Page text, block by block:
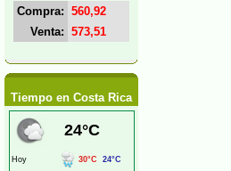
Compra: 560,92
Venta: 573,51
Tiempo en Costa Rica